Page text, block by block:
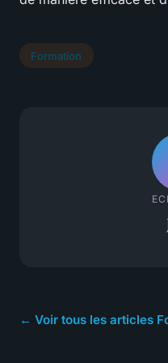
Formation
← Voir tous les articles